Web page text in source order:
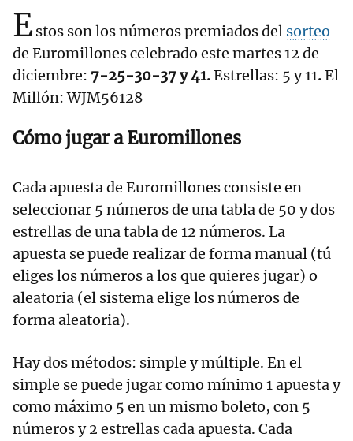
Estos son los números premiados del sorteo
de Euromillones celebrado este martes 12 de
diciembre: 7-25-30-37 y 41.Estrellas: 5 y 11.El
Millón: WJM56128
Cómo jugar a Euromillones
Cada apuesta de Euromillones consiste en
seleccionar 5 números de una tabla de 50 y dos
estrellas de una tabla de 12 números. La
apuesta se puede realizar de forma manual (tú
eliges los números a los que quieres jugar) o
aleatoria (el sistema elige los números de
forma aleatoria).
Hay dos métodos: simple y múltiple. En el
simple se puede jugar como mínimo 1 apuesta y
como máximo 5 en un mismo boleto, con 5
números y 2 estrellas cada apuesta. Cada